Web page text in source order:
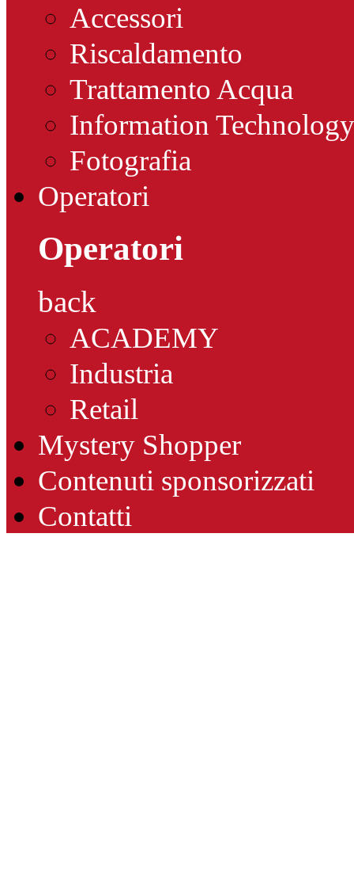
Accessori
Riscaldamento
Trattamento Acqua
Information Technology
Fotografia
Operatori
Operatori
back
ACADEMY
Industria
Retail
Mystery Shopper
Contenuti sponsorizzati
Contatti